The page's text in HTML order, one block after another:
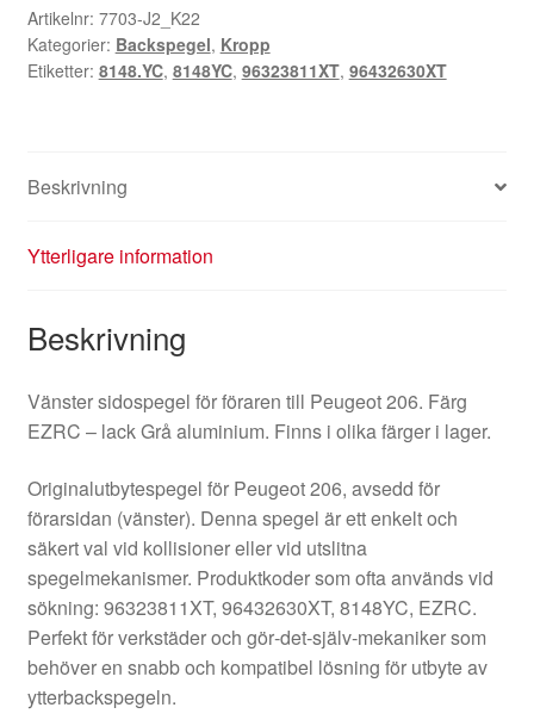
EZRC
96323811XT
96432630XT
Artikelnr: 7703-J2_K22
Kategorier: Backspegel, Kropp
Etiketter: 8148.YC, 8148YC, 96323811XT, 96432630XT
Beskrivning
Ytterligare information
Beskrivning
Vänster sidospegel för föraren till Peugeot 206. Färg
EZRC – lack Grå aluminium. Finns i olika färger i lager.
Originalutbytespegel för Peugeot 206, avsedd för
förarsidan (vänster). Denna spegel är ett enkelt och
säkert val vid kollisioner eller vid utslitna
spegelmekanismer. Produktkoder som ofta används vid
sökning: 96323811XT, 96432630XT, 8148YC, EZRC.
Perfekt för verkstäder och gör‑det‑själv‑mekaniker som
behöver en snabb och kompatibel lösning för utbyte av
ytterbackspegeln.